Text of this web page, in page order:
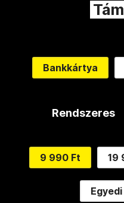
Bankkártya
Rendszeres
9 990 Ft 19